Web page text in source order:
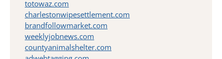
totowaz.com
charlestonwipesettlement.com
brandfollowmarket.com
weeklyjobnews.com
countyanimalshelter.com